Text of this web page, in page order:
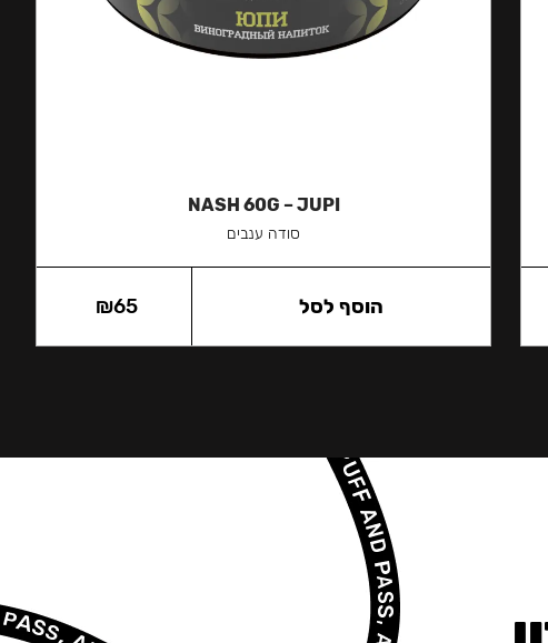
NASH 60G – JUPI
סודה ענבים
₪65 הוסף לסל